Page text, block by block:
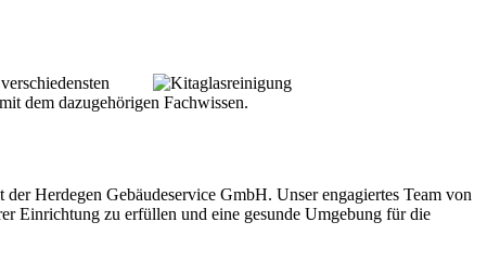
dem dazugehörigen Fachwissen.
Herdegen Gebäudeservice GmbH. Unser engagiertes Team von
Einrichtung zu erfüllen und eine gesunde Umgebung für die